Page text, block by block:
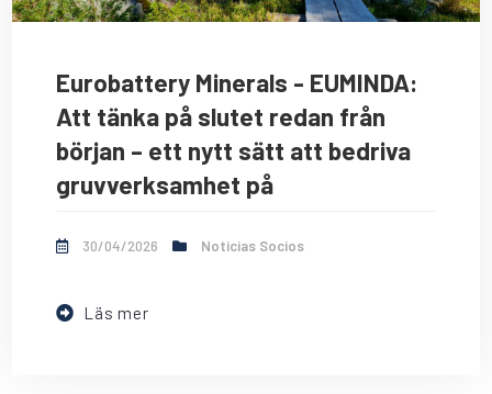
Eurobattery Minerals - EUMINDA:
Att tänka på slutet redan från
början – ett nytt sätt att bedriva
gruvverksamhet på
30/04/2026 Noticias Socios
Läs mer